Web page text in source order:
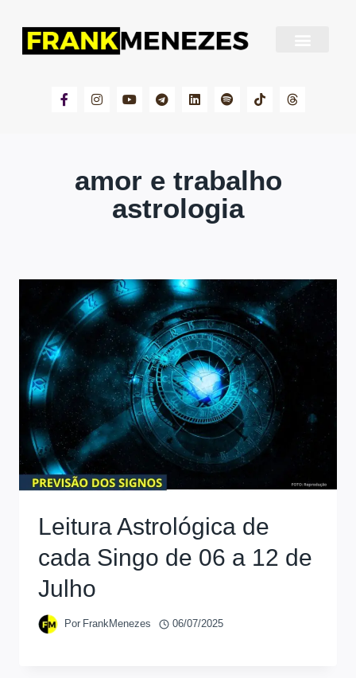
amor e trabalho
astrologia
Leitura Astrológica de
cada Singo de 06 a 12 de
Julho
Por FrankMenezes 06/07/2025